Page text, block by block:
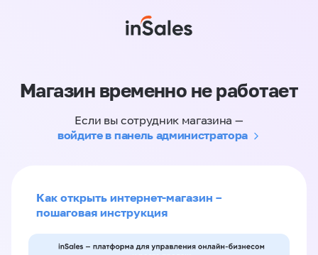
Магазин временно не работает
Если вы сотрудник магазина —
войдите в панель администратора
Как открыть интернет-магазин –
пошаговая инструкция